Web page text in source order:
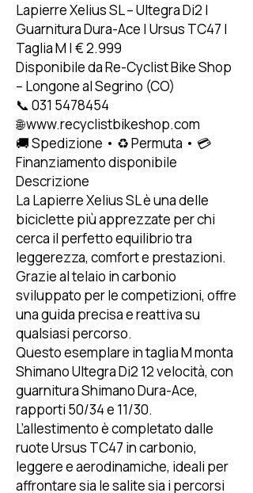
Lapierre Xelius SL – Ultegra Di2 |
Guarnitura Dura-Ace | Ursus TC47 |
Taglia M | € 2.999
Disponibile da Re-Cyclist Bike Shop
– Longone al Segrino (CO)
📞 031 5478454
🌐 www.recyclistbikeshop.com
🚚 Spedizione • ♻️ Permuta • 💳
Finanziamento disponibile
Descrizione
La Lapierre Xelius SL è una delle
biciclette più apprezzate per chi
cerca il perfetto equilibrio tra
leggerezza, comfort e prestazioni.
Grazie al telaio in carbonio
sviluppato per le competizioni, offre
una guida precisa e reattiva su
qualsiasi percorso.
Questo esemplare in taglia M monta
Shimano Ultegra Di2 12 velocità, con
guarnitura Shimano Dura-Ace,
rapporti 50/34 e 11/30.
L’allestimento è completato dalle
ruote Ursus TC47 in carbonio,
leggere e aerodinamiche, ideali per
affrontare sia le salite sia i percorsi